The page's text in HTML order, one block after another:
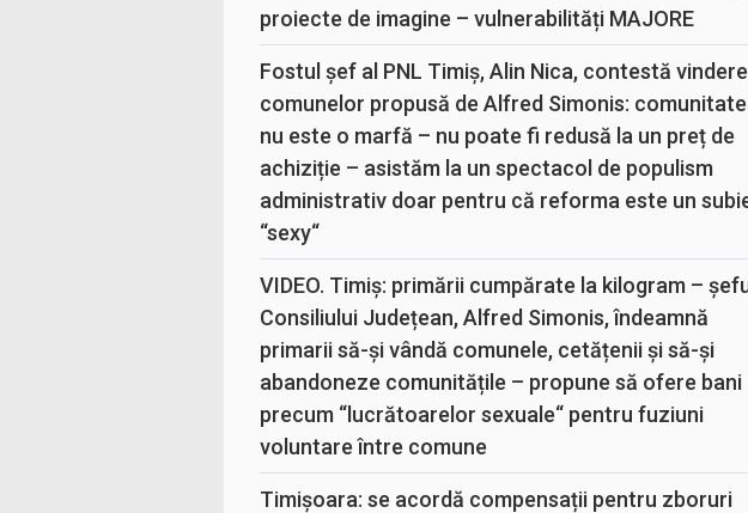
proiecte de imagine – vulnerabilități MAJORE
Fostul șef al PNL Timiș, Alin Nica, contestă
comunelor propusă de Alfred Simonis:
nu este o marfă – nu poate fi redusă la un preț de
achiziție – asistăm la un spectacol de populism
administrativ doar pentru că reforma este un
“sexy“
VIDEO. Timiș: primării cumpărate la kilogram –
Consiliului Județean, Alfred Simonis, îndeamnă
primarii să-și vândă comunele, cetățenii și să-și
abandoneze comunitățile – propune să ofere bani
precum “lucrătoarelor sexuale“ pentru fuziuni
voluntare între comune
Timișoara: se acordă compensații pentru zboruri